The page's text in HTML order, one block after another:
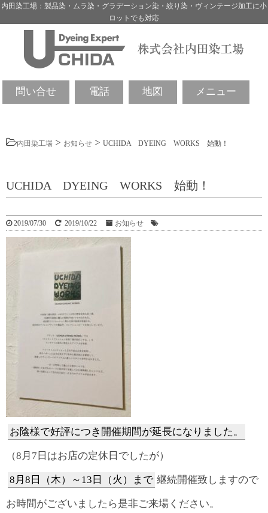
内田染工場：製品染・ムラ染・グラデーション染・絞り染・ヴィンテージ加工に小
ロットでも対応
問い合せ 電話 地図 メニュー
内田染工場 > お知らせ > UCHIDA DYEING WORKS 始動！
UCHIDA DYEING WORKS 始動！
2019/07/30 2019/10/22 お知らせ
お陰様で好評につき開催期間が延長になりました。
（8月7日はお店の定休日でしたが）
8月8日（木）～13日（火）まで 継続開催致しますので
お時間がございましたら是非ご来場ください。